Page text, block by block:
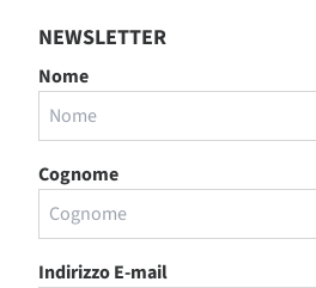
NEWSLETTER
Nome
Cognome
Indirizzo E-mail